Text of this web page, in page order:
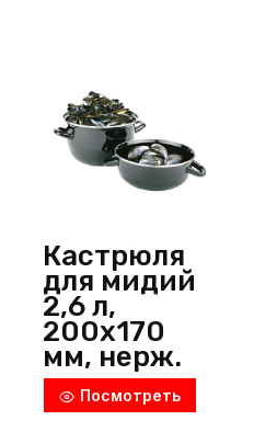
Кастрюля
для мидий
2,6 л,
200х170
мм, нерж.
сталь,
черный,
Посмотреть